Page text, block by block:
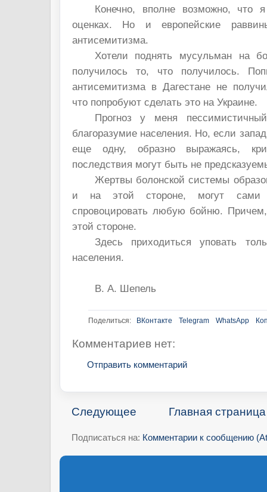
Конечно, вполне возможно, что
оценках. Но и европейские
антисемитизма.
Хотели поднять мусульман на
получилось то, что получилось.
антисемитизма в Дагестане не
что попробуют сделать это на Украине.
Прогноз у меня
благоразумие населения. Но, если
еще одну, образно выражаясь,
последствия могут быть не
Жертвы болонской системы
и на этой стороне, могут сами
спровоцировать любую бойню.
этой стороне.
Здесь приходиться уповать
населения.
В. А. Шепель
Поделиться: ВКонтакте Telegram WhatsApp
Комментариев нет:
Отправить комментарий
Следующее Главная страница
Подписаться на: Комментарии к сообщению